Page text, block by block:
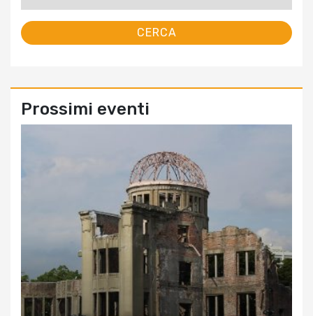
Prossimi eventi